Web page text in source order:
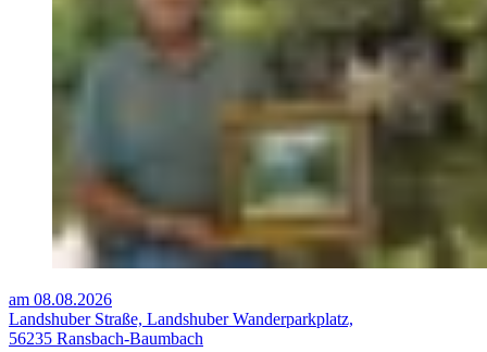
am 08.08.2026
Landshuber Straße, Landshuber Wanderparkplatz,
56235 Ransbach-Baumbach